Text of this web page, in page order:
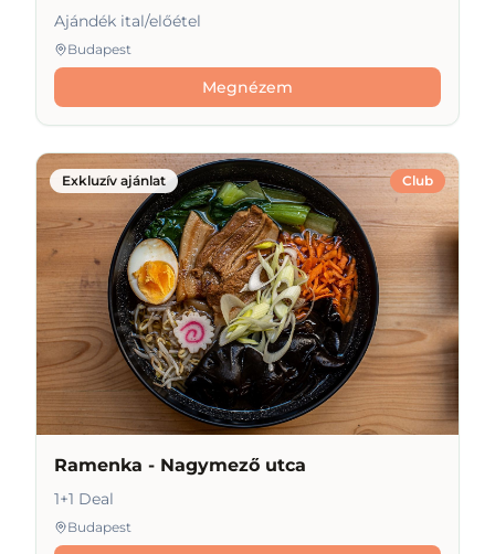
Ajándék ital/előétel
Budapest
Megnézem
Club
Exkluzív ajánlat
Ramenka - Nagymező utca
1+1 Deal
Budapest